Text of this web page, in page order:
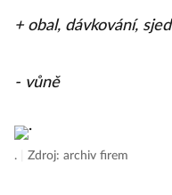
+ obal, dávkování,
- vůně
. Zdroj: archiv firem